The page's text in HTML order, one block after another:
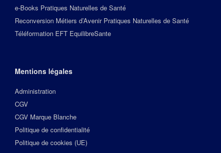
e-Books Pratiques Naturelles de Santé
Reconversion Métiers d’Avenir Pratiques Naturelles de Santé
Téléformation EFT EquilibreSante
Mentions légales
Administration
CGV
CGV Marque Blanche
Politique de confidentialité
Politique de cookies (UE)